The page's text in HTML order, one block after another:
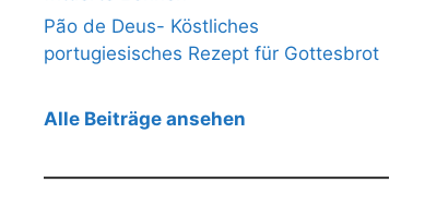
Pão de Deus- Köstliches
portugiesisches Rezept für Gottesbrot
Alle Beiträge ansehen